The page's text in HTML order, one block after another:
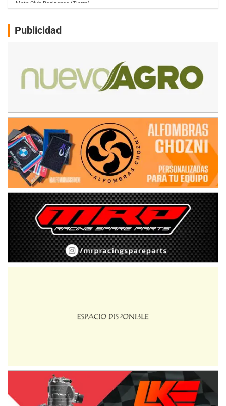
Humboldt (Santa Fe)
Ciudad de Avellaneda (Asfalto)
Avellaneda (Santa Fe)
José Samuel Sánchez (Tierra)
Rufino (Santa Fe)
El Timbó (Tucumán)
COBERTURA ESPECIAL DE E-KART.COM.AR
08/09-AGO
IAME SERIES ARGENTINA 6
Ramiro Tot (Asfalto)
Baradero (Buenos Aires)
KDO - F6
Ciudad de Trenque Lauquen (Asfalto)
Trenque Lauquen (Buenos Aires)
ENTRERRIANO - F6 (POSTERGADA)
Parque de la Velocidad (Asfalto)
Villaguay (Entre Ríos)
Juventud Unida (Tierra)
Humboldt (Santa Fe)
NORESTE SANTAFESINO - F6
Publicidad